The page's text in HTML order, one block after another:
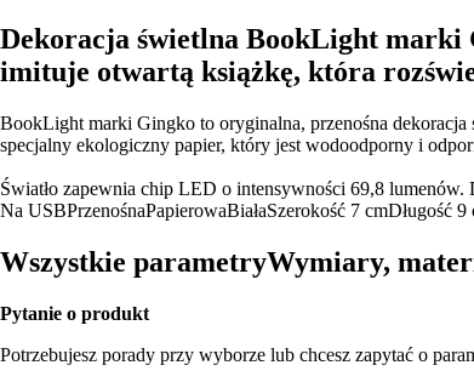
Dekoracja świetlna BookLight marki
imituje otwartą książkę, która
BookLight marki Gingko to oryginalna, przenośna dekoracja
specjalny ekologiczny papier, który jest wodoodporny i
Światło zapewnia chip LED o intensywności 69,8 lumenów.
Na USBPrzenośnaPapierowaBiałaSzerokość 7 cmDługość 9
Wszystkie parametryWymiary,
Pytanie o produkt
Potrzebujesz porady przy wyborze lub chcesz zapytać o